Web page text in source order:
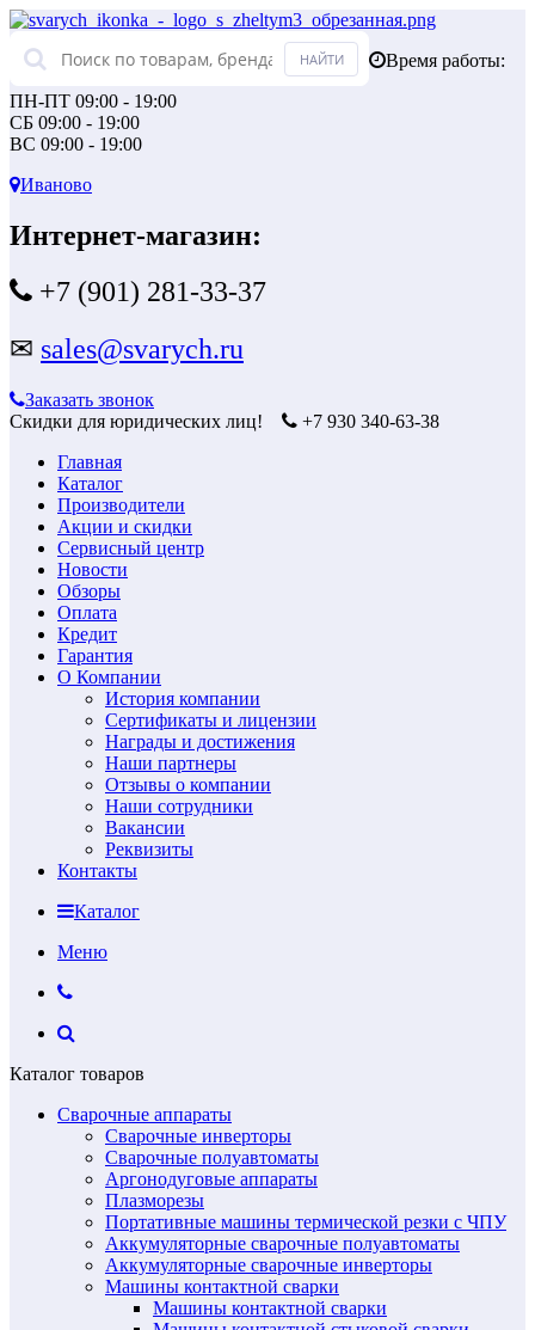
Время работы:
ПН-ПТ 09:00 - 19:00
СБ 09:00 - 19:00
ВС 09:00 - 19:00
Иваново
Интернет-магазин:
+7 (901) 281-33-37
✉ sales@svarych.ru
Заказать звонок
Скидки для юридических лиц!
+7 930 340-63-38
Главная
Каталог
Производители
Акции и скидки
Сервисный центр
Новости
Обзоры
Оплата
Кредит
Гарантия
О Компании
История компании
Сертификаты и лицензии
Награды и достижения
Наши партнеры
Отзывы о компании
Наши сотрудники
Вакансии
Реквизиты
Контакты
Каталог
Меню
Каталог товаров
Сварочные аппараты
Сварочные инверторы
Сварочные полуавтоматы
Аргонодуговые аппараты
Плазморезы
Портативные машины термической резки с ЧПУ
Аккумуляторные сварочные полуавтоматы
Аккумуляторные сварочные инверторы
Машины контактной сварки
Машины контактной сварки